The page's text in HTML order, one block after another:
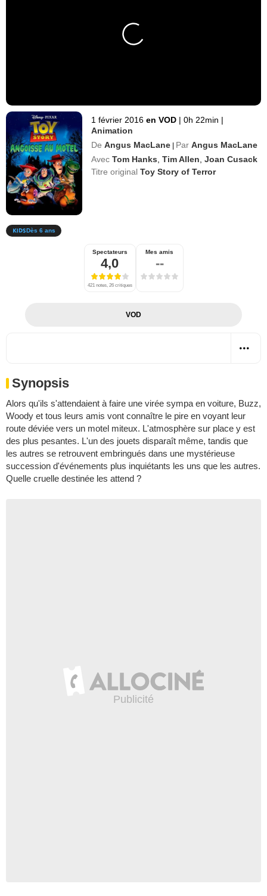
1 février 2016 en VOD | 0h 22min |
Animation
De Angus MacLane | Par Angus MacLane
Avec Tom Hanks ,Tim Allen ,Joan Cusack
Titre originalToy Story of Terror
Dès 6 ans
Spectateurs
4,0
421 notes, 26 critiques
Mes amis
--
VOD
Synopsis
Alors qu'ils s'attendaient à faire une virée sympa en voiture, Buzz,
Woody et tous leurs amis vont connaître le pire en voyant leur
route déviée vers un motel miteux. L'atmosphère sur place y est
des plus pesantes. L'un des jouets disparaît même, tandis que
les autres se retrouvent embringués dans une mystérieuse
succession d'événements plus inquiétants les uns que les autres.
Quelle cruelle destinée les attend ?